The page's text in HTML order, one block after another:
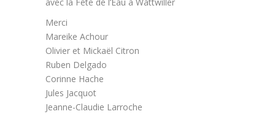
Merci
Mareike Achour
Olivier et Mickaël Citron
Ruben Delgado
Corinne Hache
Jules Jacquot
Jeanne-Claudie Larroche